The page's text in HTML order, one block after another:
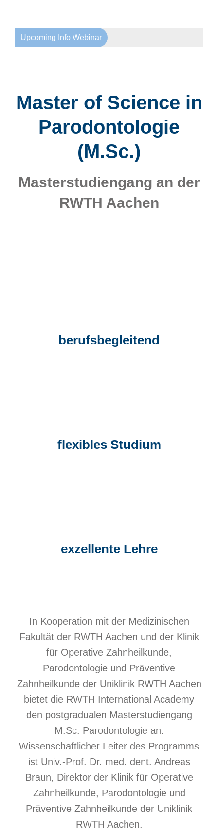
Upcoming Info Webinar
Master of Science in
Parodontologie
(M.Sc.)
Masterstudiengang an der
RWTH Aachen
berufsbegleitend
flexibles Studium
exzellente Lehre
In Kooperation mit der Medizinischen
Fakultät der RWTH Aachen und der Klinik
für Operative Zahnheilkunde,
Parodontologie und Präventive
Zahnheilkunde der Uniklinik RWTH Aachen
bietet die RWTH International Academy
den postgradualen Masterstudiengang
M.Sc. Parodontologie an.
Wissenschaftlicher Leiter des Programms
ist Univ.-Prof. Dr. med. dent. Andreas
Braun, Direktor der Klinik für Operative
Zahnheilkunde, Parodontologie und
Präventive Zahnheilkunde der Uniklinik
RWTH Aachen.